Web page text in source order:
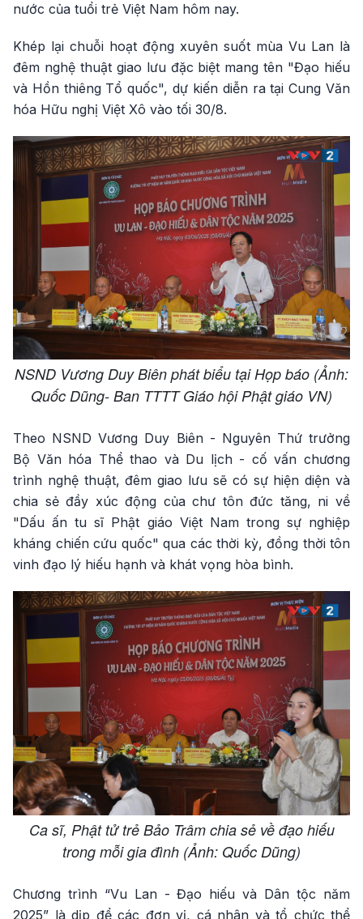
nước của tuổi trẻ Việt Nam hôm nay.
Khép lại chuỗi hoạt động xuyên suốt mùa Vu Lan là
đêm nghệ thuật giao lưu đặc biệt mang tên "Đạo hiếu
và Hồn thiêng Tổ quốc", dự kiến diễn ra tại Cung Văn
hóa Hữu nghị Việt Xô vào tối 30/8.
NSND Vương Duy Biên phát biểu tại Họp báo (Ảnh:
Quốc Dũng- Ban TTTT Giáo hội Phật giáo VN)
Theo NSND Vương Duy Biên - Nguyên Thứ trưởng
Bộ Văn hóa Thể thao và Du lịch - cố vấn chương
trình nghệ thuật, đêm giao lưu sẽ có sự hiện diện và
chia sẻ đầy xúc động của chư tôn đức tăng, ni về
"Dấu ấn tu sĩ Phật giáo Việt Nam trong sự nghiệp
kháng chiến cứu quốc" qua các thời kỳ, đồng thời tôn
vinh đạo lý hiếu hạnh và khát vọng hòa bình.
Ca sĩ, Phật tử trẻ Bảo Trâm chia sẻ về đạo hiếu
trong mỗi gia đình (Ảnh: Quốc Dũng)
Chương trình “Vu Lan - Đạo hiếu và Dân tộc năm
2025” là dịp để các đơn vị, cá nhân và tổ chức thể